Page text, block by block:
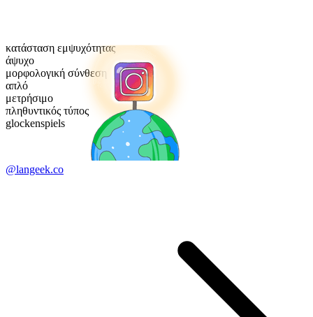
κατάσταση εμψυχότητας
άψυχο
μορφολογική σύνθεση
απλό
μετρήσιμο
πληθυντικός τύπος
glockenspiels
@langeek.co